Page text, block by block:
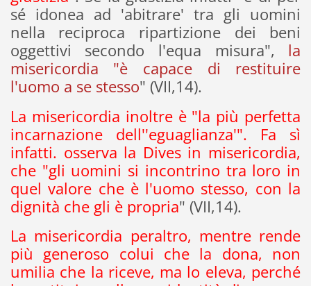
sé idonea ad 'abitrare' tra gli uomini
nella reciproca ripartizione dei beni
oggettivi secondo l'equa misura", la
misericordia "è capace di restituire
l'uomo a se stesso" (VII,14).
La misericordia inoltre è "la più perfetta
incarnazione dell''eguaglianza'". Fa sì
infatti. osserva la Dives in misericordia,
che "gli uomini si incontrino tra loro in
quel valore che è l'uomo stesso, con la
dignità che gli è propria" (VII,14).
La misericordia peraltro, mentre rende
più generoso colui che la dona, non
umilia che la riceve, ma lo eleva, perché